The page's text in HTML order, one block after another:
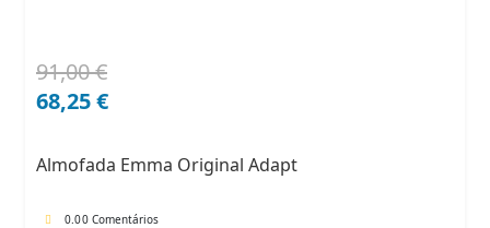
91,00€
O
preço
91,00 €.
68,25€
O
preço
68,25 €.
Almofada Emma Original Adapt
0.00 Comentários